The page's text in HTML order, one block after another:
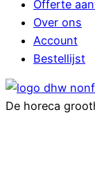
Offerte
Over ons
Account
Bestellijst
De horeca